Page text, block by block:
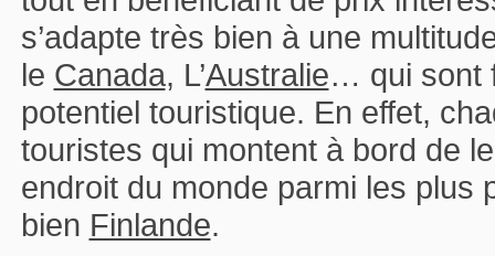
s’adapte très bien à une
le Canada, L’Australie… qui sont
potentiel touristique. En effet,
touristes qui montent à bord de
endroit du monde parmi les plus
bien Finlande.